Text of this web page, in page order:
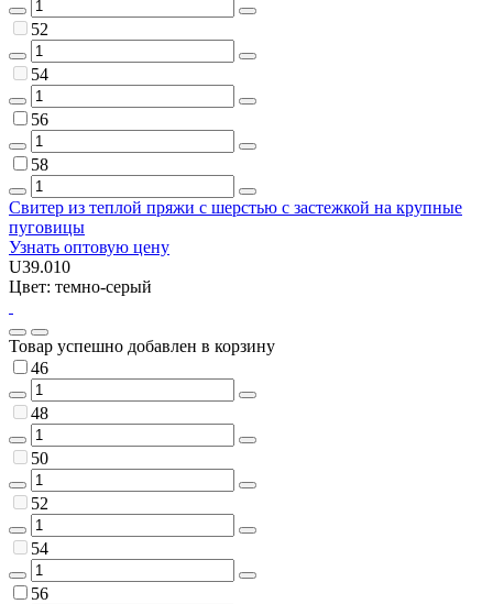
52
54
56
58
Свитер из теплой пряжи с шерстью с застежкой на крупные
пуговицы
Узнать оптовую цену
U39.010
Цвет: темно-серый
Товар успешно добавлен в корзину
46
48
50
52
54
56